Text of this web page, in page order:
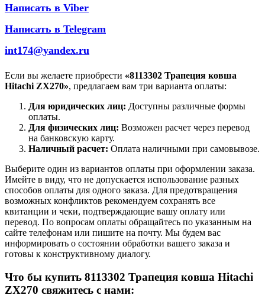
Написать в Viber
Написать в Telegram
int174@yandex.ru
Если вы желаете приобрести «8113302 Трапеция ковша
Hitachi ZX270», предлагаем вам три варианта оплаты:
Для юридических лиц: Доступны различные формы
оплаты.
Для физических лиц: Возможен расчет через перевод
на банковскую карту.
Наличный расчет: Оплата наличными при самовывозе.
Выберите один из вариантов оплаты при оформлении заказа.
Имейте в виду, что не допускается использование разных
способов оплаты для одного заказа. Для предотвращения
возможных конфликтов рекомендуем сохранять все
квитанции и чеки, подтверждающие вашу оплату или
перевод. По вопросам оплаты обращайтесь по указанным на
сайте телефонам или пишите на почту. Мы будем вас
информировать о состоянии обработки вашего заказа и
готовы к конструктивному диалогу.
Что бы купить 8113302 Трапеция ковша Hitachi
ZX270 свяжитесь с нами: